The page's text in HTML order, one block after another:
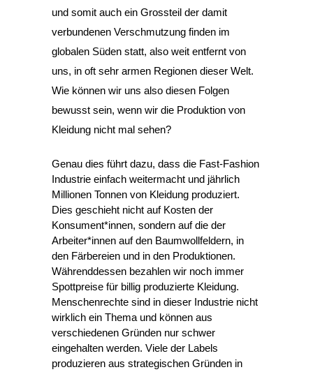
und somit auch ein Grossteil der damit
verbundenen Verschmutzung finden im
globalen Süden statt, also weit entfernt von
uns, in oft sehr armen Regionen dieser Welt.
Wie können wir uns also diesen Folgen
bewusst sein, wenn wir die Produktion von
Kleidung nicht mal sehen?
Genau dies führt dazu, dass die Fast-Fashion
Industrie einfach weitermacht und jährlich
Millionen Tonnen von Kleidung produziert.
Dies geschieht nicht auf Kosten der
Konsument*innen, sondern auf die der
Arbeiter*innen auf den Baumwollfeldern, in
den Färbereien und in den Produktionen.
Währenddessen bezahlen wir noch immer
Spottpreise für billig produzierte Kleidung.
Menschenrechte sind in dieser Industrie nicht
wirklich ein Thema und können aus
verschiedenen Gründen nur schwer
eingehalten werden. Viele der Labels
produzieren aus strategischen Gründen in